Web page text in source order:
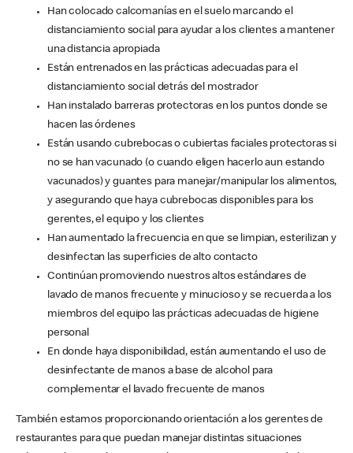
Han colocado calcomanías en el suelo marcando el
distanciamiento social para ayudar a los clientes a mantener
una distancia apropiada
Están entrenados en las prácticas adecuadas para el
distanciamiento social detrás del mostrador
Han instalado barreras protectoras en los puntos donde se
hacen las órdenes
Están usando cubrebocas o cubiertas faciales protectoras si
no se han vacunado (o cuando eligen hacerlo aun estando
vacunados) y guantes para manejar/manipular los alimentos,
y asegurando que haya cubrebocas disponibles para los
gerentes, el equipo y los clientes
Han aumentado la frecuencia en que se limpian, esterilizan y
desinfectan las superficies de alto contacto
Continúan promoviendo nuestros altos estándares de
lavado de manos frecuente y minucioso y se recuerda a los
miembros del equipo las prácticas adecuadas de higiene
personal
En donde haya disponibilidad, están aumentando el uso de
desinfectante de manos a base de alcohol para
complementar el lavado frecuente de manos
También estamos proporcionando orientación a los gerentes de
restaurantes para que puedan manejar distintas situaciones